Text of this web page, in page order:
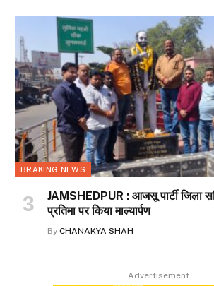
BRAKING NEWS
JAMSHEDPUR : आजसू पार्टी जिला
प्रतिमा पर किया माल्यार्पण
By CHANAKYA SHAH
Advertisement